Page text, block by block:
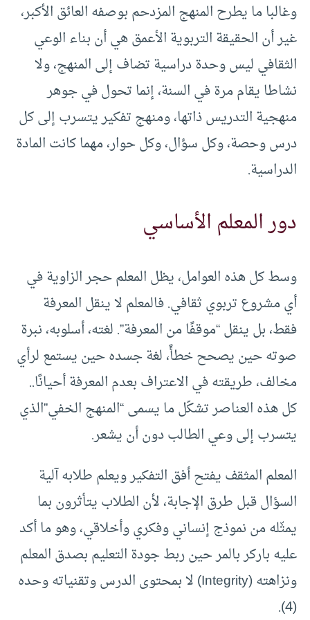
وغالبا ما يطرح المنهج المزدحم بوصفه العائق الأكبر،
غير أن الحقيقة التربوية الأعمق هي أن بناء الوعي
الثقافي ليس وحدة دراسية تضاف إلى المنهج، ولا
نشاطا يقام مرة في السنة، إنما تحول في جوهر
منهجية التدريس ذاتها، ومنهج تفكير يتسرب إلى كل
درس وحصة، وكل سؤال، وكل حوار، مهما كانت المادة
الدراسية.
دور المعلم الأساسي
وسط كل هذه العوامل، يظل المعلم حجر الزاوية في
أي مشروع تربوي ثقافي. فالمعلم لا ينقل المعرفة
فقط، بل ينقل “موقفًا من المعرفة”. لغته، أسلوبه، نبرة
صوته حين يصحح خطأً، لغة جسده حين يستمع لرأي
مخالف، طريقته في الاعتراف بعدم المعرفة أحيانًا..
كل هذه العناصر تشكّل ما يسمى “المنهج الخفي”الذي
يتسرب إلى وعي الطالب دون أن يشعر.
المعلم المثقف يفتح أفق التفكير ويعلم طلابه آلية
السؤال قبل طرق الإجابة، لأن الطلاب يتأثرون بما
يمثّله من نموذج إنساني وفكري وأخلاقي، وهو ما أكد
عليه باركر بالمر حين ربط جودة التعليم بصدق المعلم
ونزاهته (Integrity) لا بمحتوى الدرس وتقنياته وحده
(4).